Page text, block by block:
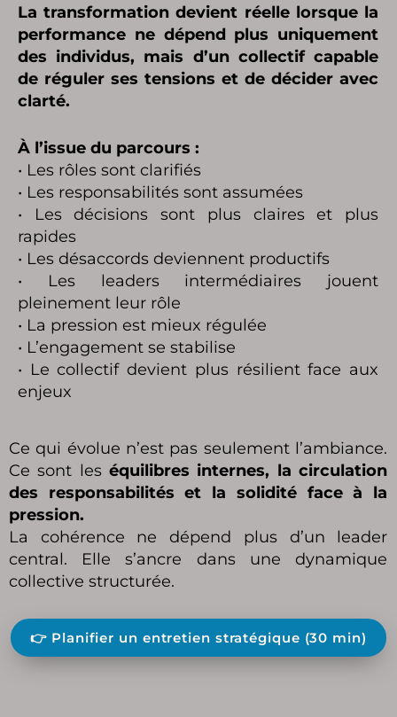
La transformation devient réelle lorsque la
performance ne dépend plus uniquement
des individus, mais d’un collectif capable
de réguler ses tensions et de décider avec
clarté.
À l’issue du parcours :
• Les rôles sont clarifiés
• Les responsabilités sont assumées
• Les décisions sont plus claires et plus
rapides
• Les désaccords deviennent productifs
• Les leaders intermédiaires jouent
pleinement leur rôle
• La pression est mieux régulée
• L’engagement se stabilise
• Le collectif devient plus résilient face aux
enjeux
Ce qui évolue n’est pas seulement l’ambiance.
Ce sont leséquilibres internes, la circulation
des responsabilités et la solidité face à la
pression.
La cohérence ne dépend plus d’un leader
central. Elle s’ancre dans une dynamique
collective structurée.
👉 Planifier un entretien stratégique (30 min)